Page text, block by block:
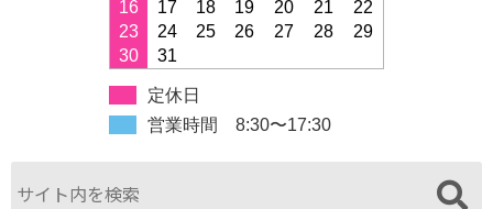
16
17 18 19 20 21
22
23
24 25 26 27 28
29
30
31
定休日
営業時間 8:30〜17:30